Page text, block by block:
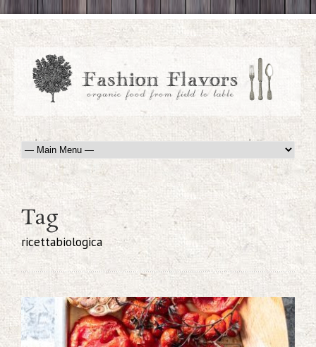
Tag
ricettabiologica